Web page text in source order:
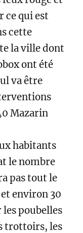
ce qui est
cette
la ville dont
ont été
va être
Mazarin
habitants
le nombre
pas tout le
environ 30
les poubelles
trottoirs, les